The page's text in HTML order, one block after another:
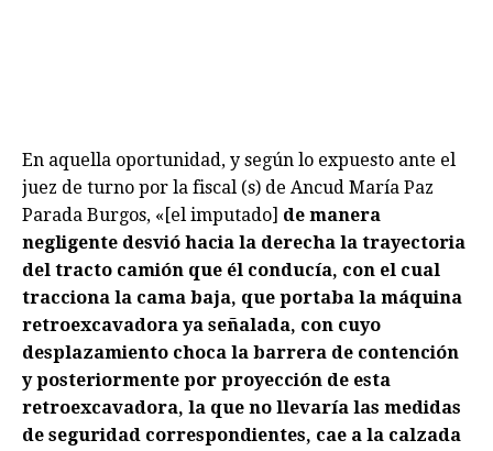
En aquella oportunidad, y según lo expuesto ante el
juez de turno por la fiscal (s) de Ancud María Paz
Parada Burgos, «[el imputado] de manera
negligente desvió hacia la derecha la trayectoria
del tracto camión que él conducía, con el cual
tracciona la cama baja, que portaba la máquina
retroexcavadora ya señalada, con cuyo
desplazamiento choca la barrera de contención
y posteriormente por proyección de esta
retroexcavadora, la que no llevaría las medidas
de seguridad correspondientes, cae a la calzada